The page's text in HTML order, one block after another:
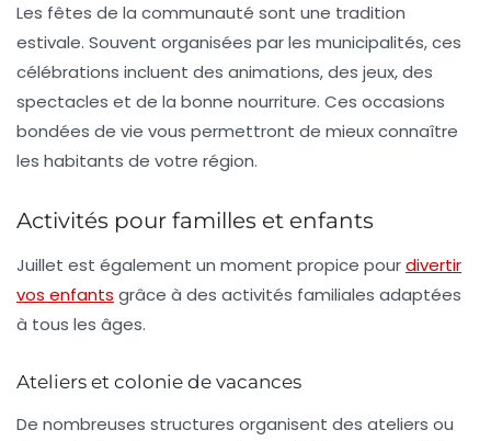
Les fêtes de la communauté sont une tradition
estivale. Souvent organisées par les municipalités, ces
célébrations incluent des animations, des jeux, des
spectacles et de la bonne nourriture. Ces occasions
bondées de vie vous permettront de mieux connaître
les habitants de votre région.
Activités pour familles et enfants
Juillet est également un moment propice pourdivertir
vos enfants grâce à des activités familiales adaptées
à tous les âges.
Ateliers et colonie de vacances
De nombreuses structures organisent des ateliers ou